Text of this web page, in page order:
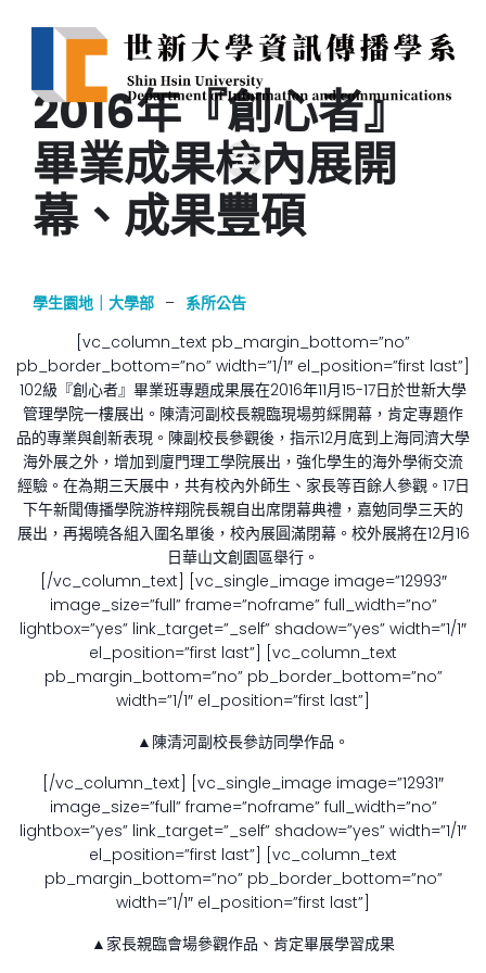
2016年『創心者』
畢業成果校內展開
幕、成果豐碩
學生園地｜大學部 – 系所公告
[vc_column_text pb_margin_bottom=”no”
pb_border_bottom=”no” width=”1/1″ el_position=”first last”]
102級『創心者』畢業班專題成果展在2016年11月15-17日於世新大學
管理學院一樓展出。陳清河副校長親臨現場剪綵開幕，肯定專題作
品的專業與創新表現。陳副校長參觀後，指示12月底到上海同濟大學
海外展之外，增加到廈門理工學院展出，強化學生的海外學術交流
經驗。在為期三天展中，共有校內外師生、家長等百餘人參觀。17日
下午新聞傳播學院游梓翔院長親自出席閉幕典禮，嘉勉同學三天的
展出，再揭曉各組入圍名單後，校內展圓滿閉幕。校外展將在12月16
日華山文創園區舉行。
[/vc_column_text] [vc_single_image image=”12993″
image_size=”full” frame=”noframe” full_width=”no”
lightbox=”yes” link_target=”_self” shadow=”yes” width=”1/1″
el_position=”first last”] [vc_column_text
pb_margin_bottom=”no” pb_border_bottom=”no”
width=”1/1″ el_position=”first last”]
▲陳清河副校長參訪同學作品。
[/vc_column_text] [vc_single_image image=”12931″
image_size=”full” frame=”noframe” full_width=”no”
lightbox=”yes” link_target=”_self” shadow=”yes” width=”1/1″
el_position=”first last”] [vc_column_text
pb_margin_bottom=”no” pb_border_bottom=”no”
width=”1/1″ el_position=”first last”]
▲家長親臨會場參觀作品、肯定畢展學習成果